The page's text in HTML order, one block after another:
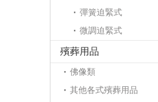
彈簧迫緊式
微調迫緊式
殯葬用品
佛像類
其他各式殯葬用品